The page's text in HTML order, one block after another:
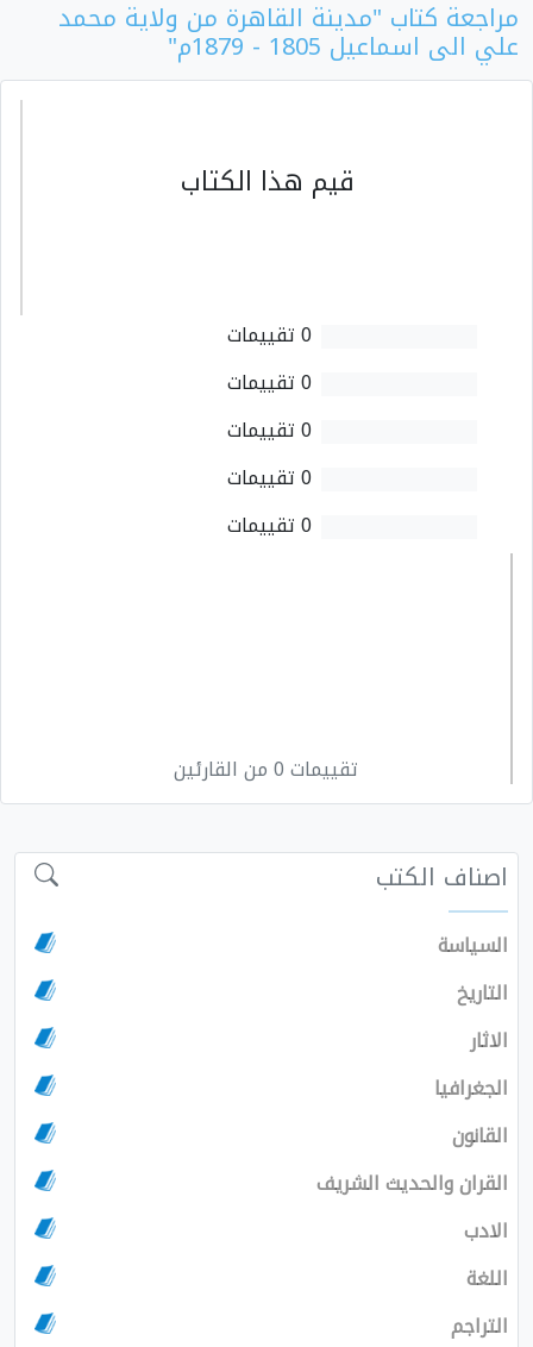
مراجعة كتاب "مدينة القاهرة من ولاية محمد
علي الى اسماعيل 1805 - 1879م"
قيم هذا الكتاب
0 تقييمات
0 تقييمات
0 تقييمات
0 تقييمات
0 تقييمات
تقييمات 0 من القارئين
اصناف الكتب
السياسة
التاريخ
الاثار
الجغرافيا
القانون
القران والحديث الشريف
الادب
اللغة
التراجم